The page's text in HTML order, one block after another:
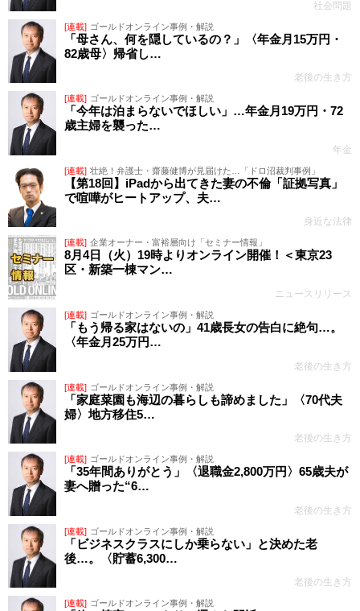
社会問題
[連載] ゴールドオンライン事例・解説
「母さん、何を隠しているの？」〈年金月15万円・
82歳母〉帰省し…
老後の生き方
[連載] ゴールドオンライン事例・解説
「今年は泊まらないでほしい」…年金月19万円・72
歳主婦を襲った…
年金
[連載] 壮絶！弁護士・齋藤健博が見届けた…「ドロ沼裁判事例」
【第18回】iPadから出てきた妻の不倫「証拠写真」
で喧嘩がヒートアップ、夫…
身近な法律
[連載] 企業オーナー・富裕層向け「セミナー情報」
8月4日（火）19時よりオンライン開催！＜東京23
区・新築一棟マン…
ニュースリリース
[連載] ゴールドオンライン事例・解説
「もう帰る家はないの」41歳長女の告白に絶句…。
〈年金月25万円…
老後の生き方
[連載] ゴールドオンライン事例・解説
「家庭菜園も海辺の暮らしも諦めました」〈70代夫
婦〉地方移住5…
老後の生き方
[連載] ゴールドオンライン事例・解説
「35年間ありがとう」〈退職金2,800万円〉65歳夫が
妻へ贈った“6…
老後の生き方
[連載] ゴールドオンライン事例・解説
「ビジネスクラスにしか乗らない」と決めた老
後…。〈貯蓄6,300…
老後の生き方
[連載] ゴールドオンライン事例・解説